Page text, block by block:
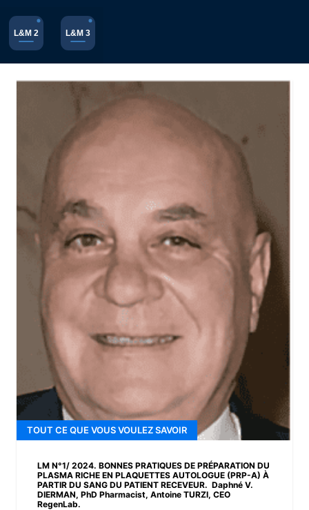
L&M 2 L&M 3
TOUT CE QUE VOUS VOULEZ SAVOIR
LM N°1/ 2024. BONNES PRATIQUES DE PRÉPARATION DU
PLASMA RICHE EN PLAQUETTES AUTOLOGUE (PRP-A) À
PARTIR DU SANG DU PATIENT RECEVEUR. Daphné V.
DIERMAN, PhD Pharmacist, Antoine TURZI, CEO
RegenLab.